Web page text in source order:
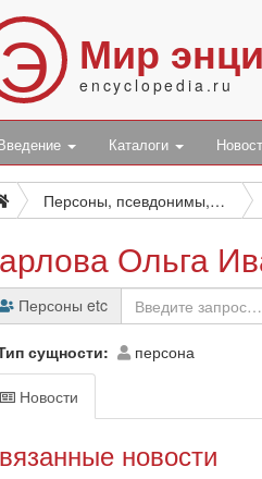
Э Мир
encyclopedia.ru
Каталоги
Персоны, псевдонимы, персонажи и боты
Ольга
Персоны etc
сущности персона
Новости
новости